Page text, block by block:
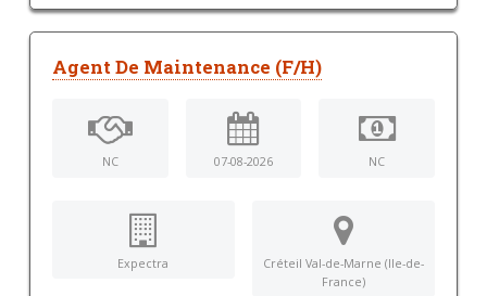
Agent De Maintenance (F/H)
NC 07-08-2026 NC
Expectra
Créteil Val-de-Marne (Ile-de-
France)